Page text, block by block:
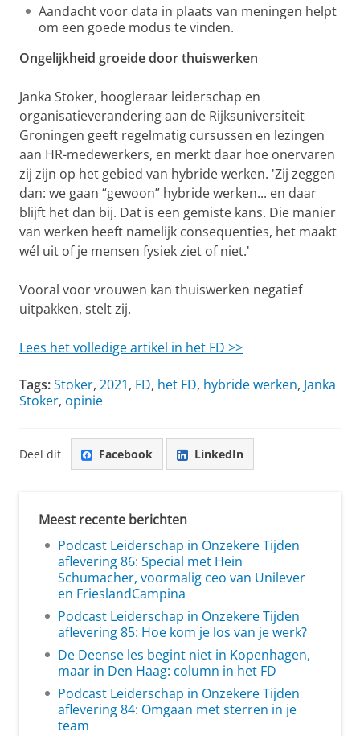
Aandacht voor data in plaats van meningen helpt
om een goede modus te vinden.
Ongelijkheid groeide door thuiswerken
Janka Stoker, hoogleraar leiderschap en
organisatieverandering aan de Rijksuniversiteit
Groningen geeft regelmatig cursussen en lezingen
aan HR-medewerkers, en merkt daar hoe onervaren
zij zijn op het gebied van hybride werken. 'Zij zeggen
dan: we gaan “gewoon” hybride werken... en daar
blijft het dan bij. Dat is een gemiste kans. Die manier
van werken heeft namelijk consequenties, het maakt
wél uit of je mensen fysiek ziet of niet.'
Vooral voor vrouwen kan thuiswerken negatief
uitpakken, stelt zij.
Lees het volledige artikel in het FD >>
Tags:Stoker, 2021, FD, het FD, hybride werken, Janka
Stoker, opinie
Deel dit Facebook LinkedIn
Meest recente berichten
Podcast Leiderschap in Onzekere Tijden
aflevering 86: Special met Hein
Schumacher, voormalig ceo van Unilever
en FrieslandCampina
Podcast Leiderschap in Onzekere Tijden
aflevering 85: Hoe kom je los van je werk?
De Deense les begint niet in Kopenhagen,
maar in Den Haag: column in het FD
Podcast Leiderschap in Onzekere Tijden
aflevering 84: Omgaan met sterren in je
team